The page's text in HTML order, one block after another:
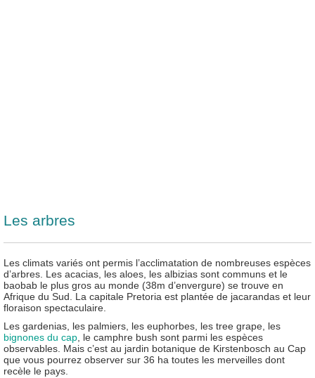
Les arbres
Les climats variés ont permis l’acclimatation de nombreuses espèces
d’arbres. Les acacias, les aloes, les albizias sont communs et le
baobab le plus gros au monde (38m d’envergure) se trouve en
Afrique du Sud. La capitale Pretoria est plantée de jacarandas et leur
floraison spectaculaire.
Les gardenias, les palmiers, les euphorbes, les tree grape, les
bignones du cap, le camphre bush sont parmi les espèces
observables. Mais c’est au jardin botanique de Kirstenbosch au Cap
que vous pourrez observer sur 36 ha toutes les merveilles dont
recèle le pays.